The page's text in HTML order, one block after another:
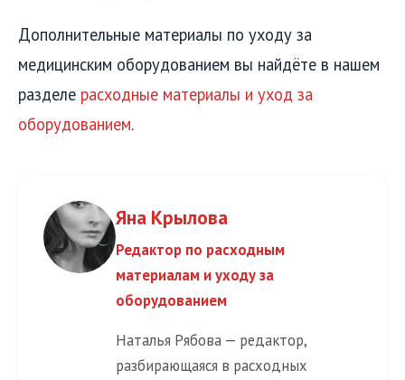
Дополнительные материалы по уходу за
медицинским оборудованием вы найдёте в нашем
разделе расходные материалы и уход за
оборудованием.
Яна Крылова
Редактор по расходным
материалам и уходу за
оборудованием
Наталья Рябова — редактор,
разбирающаяся в расходных